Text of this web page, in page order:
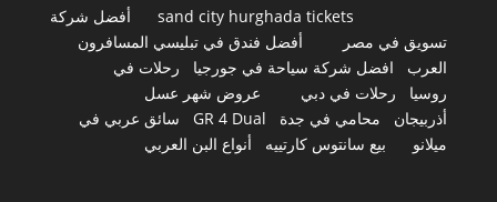
sand city hurghada tickets
أفضل شركة
تسويق في مصر
أفضل فندق في تبليسي المسافرون
العرب
افضل شركة سياحة في جورجيا
رحلات في
روسيا
رحلات في دبي
عروض شهر عسل
أذربيجان
محامي في جدة GR 4 Dual
سائق عربي في
ميلانو
بيع سانتوس كارتييه أنواع البن العربي